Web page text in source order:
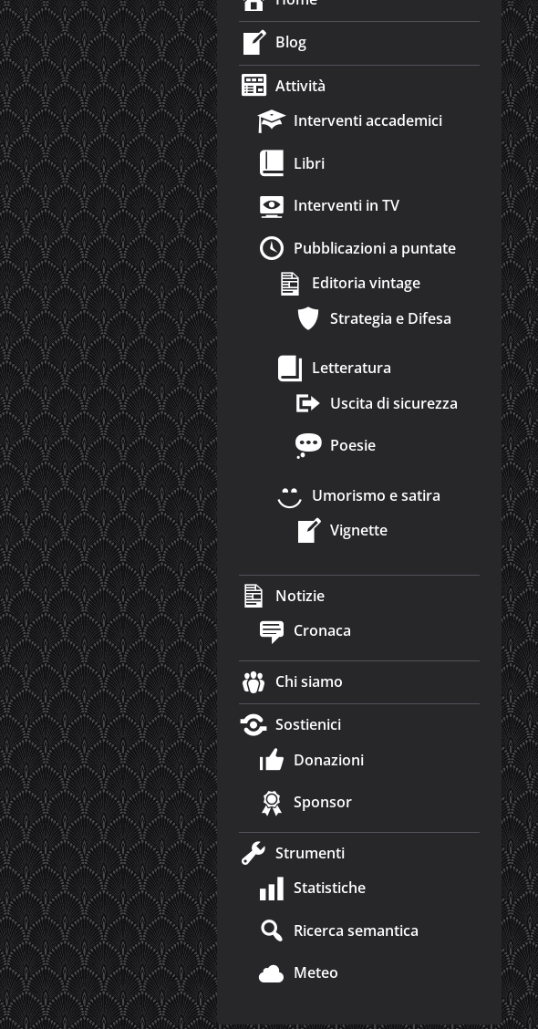
Blog
Attività
Interventi accademici
Libri
Interventi in TV
Pubblicazioni a puntate
Editoria vintage
Strategia e Difesa
Letteratura
Uscita di sicurezza
Poesie
Umorismo e satira
Vignette
Notizie
Cronaca
Chi siamo
Sostienici
Donazioni
Sponsor
Strumenti
Statistiche
Ricerca semantica
Meteo